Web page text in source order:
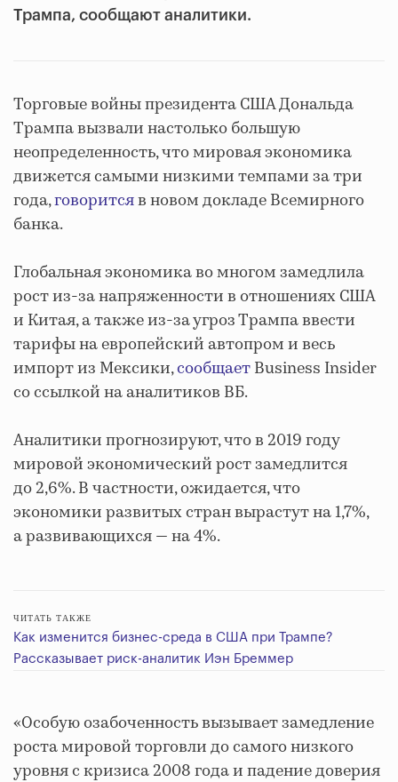
Трампа, сообщают аналитики.
Торговые войны президента США Дональда
Трампа вызвали настолько большую
неопределенность, что мировая экономика
движется самыми низкими темпами за три
года,говоритсяв новом докладе Всемирного
банка.
Глобальная экономика во многом замедлила
рост из-за напряженности в отношениях США
и Китая, а также из-за угроз Трампа ввести
тарифы на европейский автопром и весь
импорт из Мексики,сообщаетBusiness Insider
со ссылкой на аналитиков ВБ.
Аналитики прогнозируют, что в 2019 году
мировой экономический рост замедлится
до 2,6%. В частности, ожидается, что
экономики развитых стран вырастут на 1,7%,
а развивающихся — на 4%.
ЧИТАТЬ ТАКЖЕ
Как изменится бизнес-среда в США при Трампе?
Рассказывает риск-аналитик Иэн Бреммер
«Особую озабоченность вызывает замедление
роста мировой торговли до самого низкого
уровня с кризиса 2008 года и падение доверия